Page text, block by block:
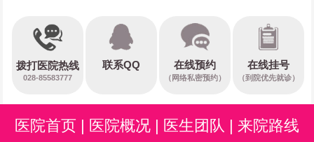
拨打医院热线
028-85583777
联系QQ 在线预约
（网络私密预约）
在线挂号
（到院优先就诊）
医院首页 | 医院概况 | 医生团队 | 来院路线